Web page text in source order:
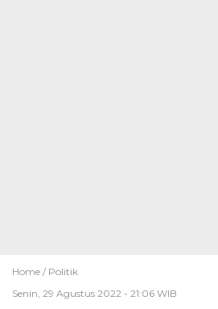
Home / Politik
Senin, 29 Agustus 2022 - 21:06 WIB